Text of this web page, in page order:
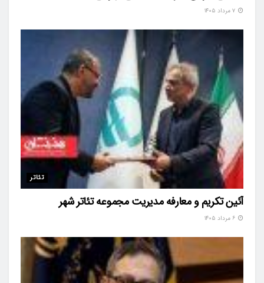
تئاتر
آئین تکریم و معارفه مدیریت مجموعه تئاتر شهر